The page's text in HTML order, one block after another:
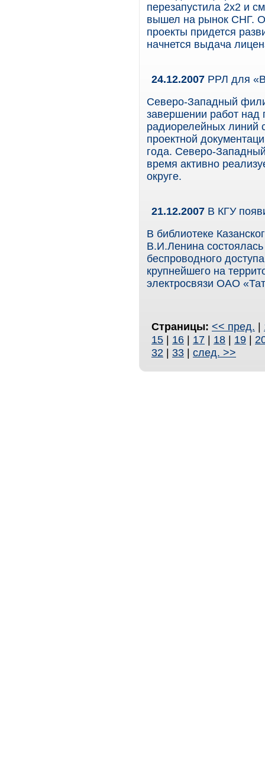
перезапустила 2х2 и
вышел на рынок СНГ.
проекты придется
начнется выдача
24.12.2007 РРЛ для
Северо-Западный
завершении работ над
радиорелейных линий
проектной
года. Северо-
время активно
округе.
21.12.2007 В КГУ
В библиотеке
В.И.Ленина
беспроводного
крупнейшего на
электросвязи ОАО
Страницы: << пред. |
15 | 16 | 17 | 18 | 19 |
32 | 33 | след. >>